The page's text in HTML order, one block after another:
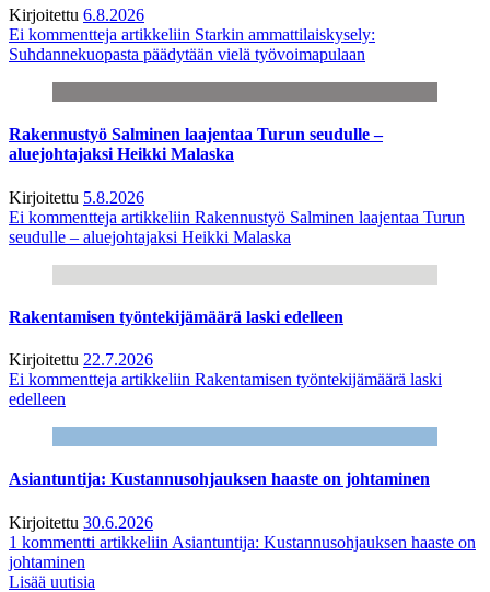
Kirjoitettu 6.8.2026
Ei kommentteja artikkeliin Starkin ammattilaiskysely:
Suhdannekuopasta päädytään vielä työvoimapulaan
Rakennustyö Salminen laajentaa Turun seudulle –
aluejohtajaksi Heikki Malaska
Kirjoitettu 5.8.2026
Ei kommentteja artikkeliin Rakennustyö Salminen laajentaa Turun
seudulle – aluejohtajaksi Heikki Malaska
Rakentamisen työntekijämäärä laski edelleen
Kirjoitettu 22.7.2026
Ei kommentteja artikkeliin Rakentamisen työntekijämäärä laski
edelleen
Asiantuntija: Kustannusohjauksen haaste on johtaminen
Kirjoitettu 30.6.2026
1 kommentti artikkeliin Asiantuntija: Kustannusohjauksen haaste on
johtaminen
Lisää uutisia